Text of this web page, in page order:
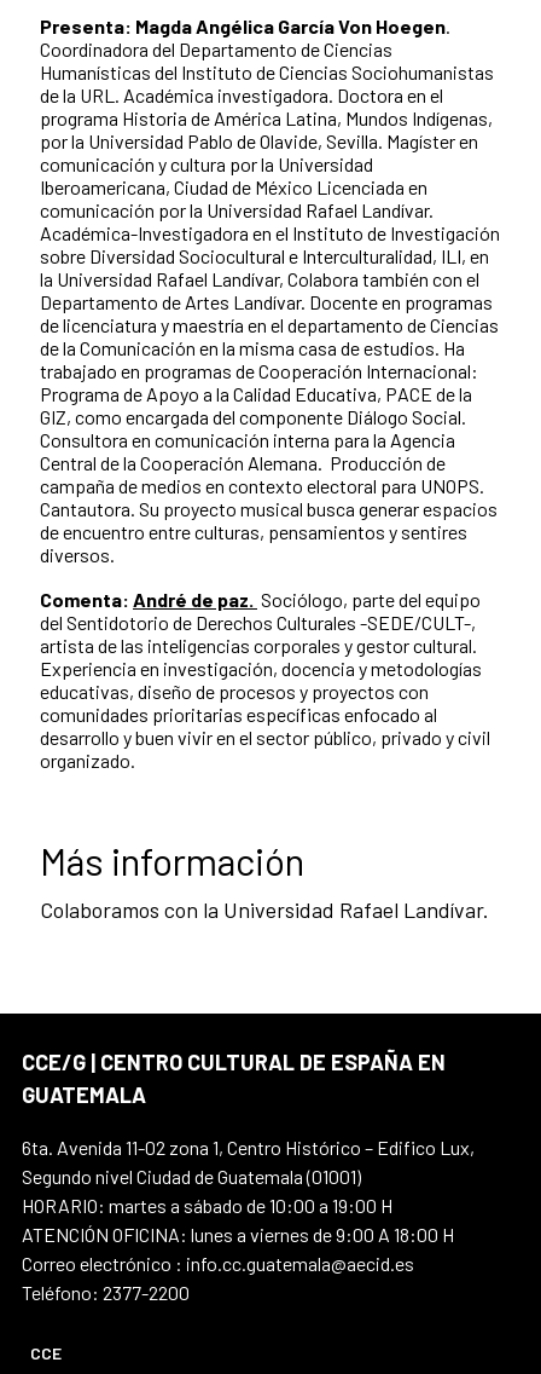
Presenta: Magda Angélica García Von Hoegen.
Coordinadora del Departamento de Ciencias
Humanísticas del Instituto de Ciencias Sociohumanistas
de la URL. Académica investigadora. Doctora en el
programa Historia de América Latina, Mundos Indígenas,
por la Universidad Pablo de Olavide, Sevilla. Magíster en
comunicación y cultura por la Universidad
Iberoamericana, Ciudad de México Licenciada en
comunicación por la Universidad Rafael Landívar.
Académica-Investigadora en el Instituto de Investigación
sobre Diversidad Sociocultural e Interculturalidad, ILI, en
la Universidad Rafael Landívar, Colabora también con el
Departamento de Artes Landívar. Docente en programas
de licenciatura y maestría en el departamento de Ciencias
de la Comunicación en la misma casa de estudios. Ha
trabajado en programas de Cooperación Internacional:
Programa de Apoyo a la Calidad Educativa, PACE de la
GIZ, como encargada del componente Diálogo Social.
Consultora en comunicación interna para la Agencia
Central de la Cooperación Alemana. Producción de
campaña de medios en contexto electoral para UNOPS.
Cantautora. Su proyecto musical busca generar espacios
de encuentro entre culturas, pensamientos y sentires
diversos.
Comenta: André de paz. Sociólogo, parte del equipo
del Sentidotorio de Derechos Culturales -SEDE/CULT-,
artista de las inteligencias corporales y gestor cultural.
Experiencia en investigación, docencia y metodologías
educativas, diseño de procesos y proyectos con
comunidades prioritarias específicas enfocado al
desarrollo y buen vivir en el sector público, privado y civil
organizado.
Más información
Colaboramos con la Universidad Rafael Landívar.
CCE/G | CENTRO CULTURAL DE ESPAÑA EN
GUATEMALA
6ta. Avenida 11-02 zona 1, Centro Histórico – Edifico Lux,
Segundo nivel Ciudad de Guatemala (01001)
HORARIO: martes a sábado de 10:00 a 19:00 H
ATENCIÓN OFICINA: lunes a viernes de 9:00 A 18:00 H
Correo electrónico : info.cc.guatemala@aecid.es
Teléfono: 2377-2200
CCE